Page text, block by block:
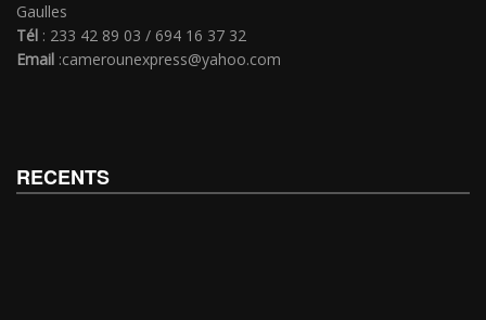
Gaulles
Tél : 233 42 89 03 / 694 16 37 32
Email :camerounexpress@yahoo.com
RECENTS